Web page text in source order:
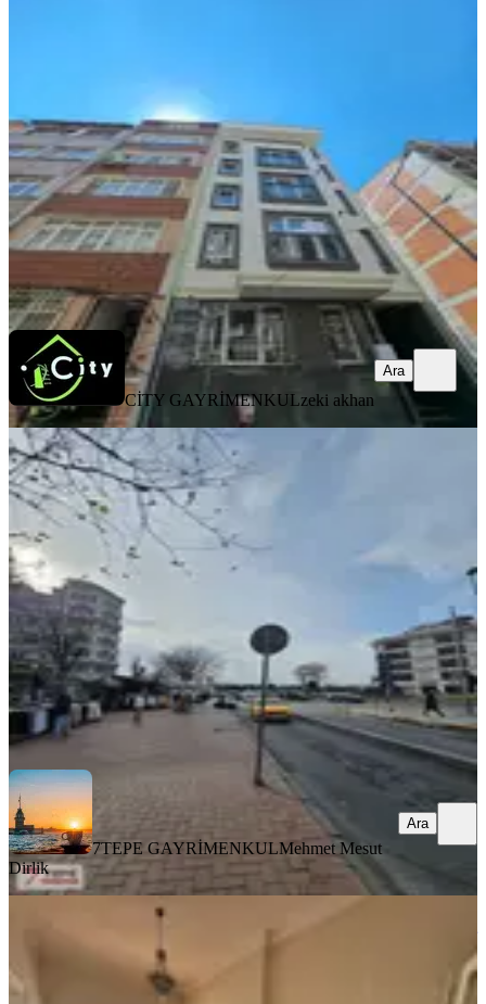
2+1·70 m²·3. Kat·06.08.2026
65.000 ₺
CİTY GAYRİMENKUL zeki akhan
Ara
CİTY GAYRİMENKULzeki akhan
Ara
YENİ
Yenikapı Marmaray Durağının
Karşısında Kiralık 2+1
Fatih, Katip Kasım Mahallesi
2+1
·75 m² 1. Kat 06.08.2026
7TEPE GAYRİMENKULMehmet Mesut Dirlik
Ara
7TEPE GAYRİMENKULMehmet Mesut
Dirlik
Ara
Fatih Haseki' De Cadde Üzeri Ara Kat
Çok Geniş 3+1 Kiralık Daire
Fatih, Aksaray Mahallesi